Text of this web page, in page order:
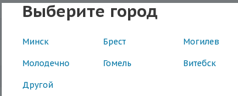
Выберите город
Минск Брест Могилев
Молодечно Гомель Витебск
Другой